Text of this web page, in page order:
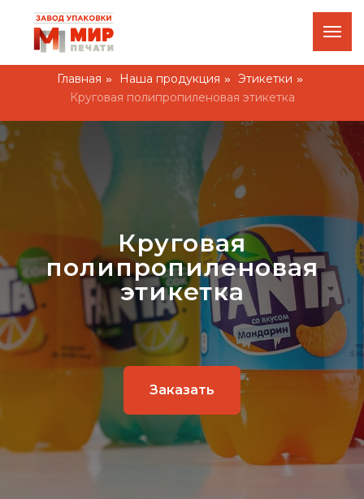
О
+7 924 200 20-43
Главная » Наша продукция » Этикетки »
Круговая полипропиленовая этикетка
Круговая
полипропиленовая
этикетка
Заказать